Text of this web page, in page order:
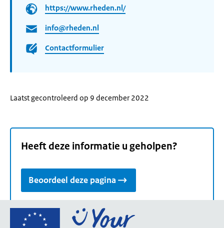
https://www.rheden.nl/
info@rheden.nl
Contactformulier
Laatst gecontroleerd op 9 december 2022
Heeft deze informatie u geholpen?
Beoordeel deze pagina
Ga